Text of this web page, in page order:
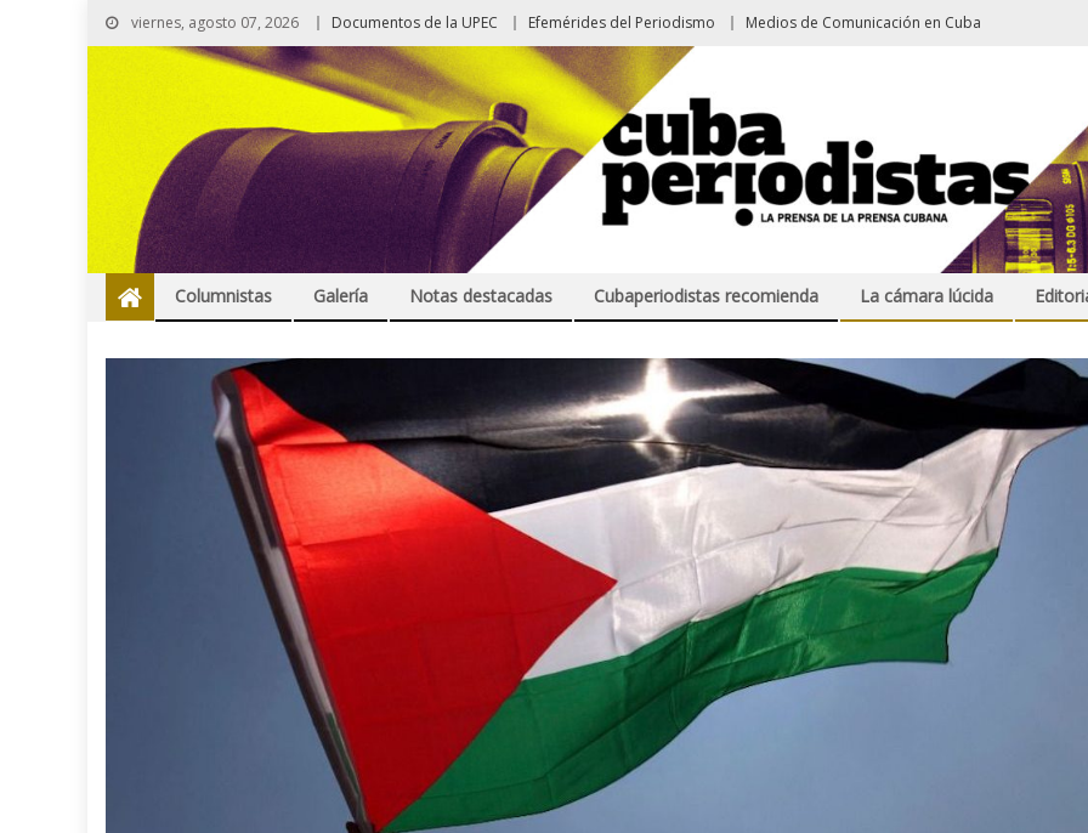
viernes, agosto 07, 2026 Documentos de la UPEC Efemérides del Periodismo Medios de Comunicación en Cuba
Columnistas Galería Notas destacadas Cubaperiodistas recomienda La cámara lúcida